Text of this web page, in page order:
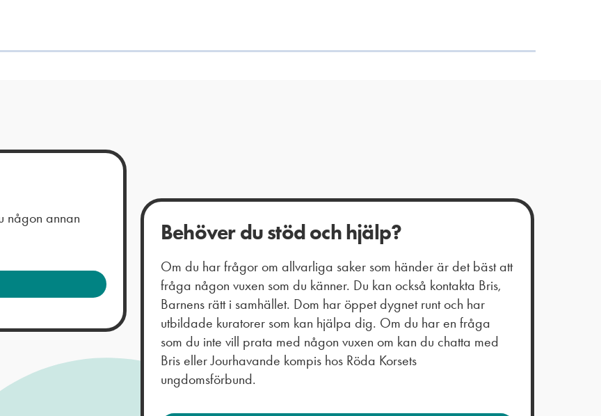
någon annan
Behöver du stöd och hjälp?
Om du har frågor om allvarliga saker som händer är det bäst att
fråga någon vuxen som du känner. Du kan också kontakta Bris,
Barnens rätt i samhället. Dom har öppet dygnet runt och har
utbildade kuratorer som kan hjälpa dig. Om du har en fråga
som du inte vill prata med någon vuxen om kan du chatta med
Bris eller Jourhavande kompis hos Röda Korsets
ungdomsförbund.